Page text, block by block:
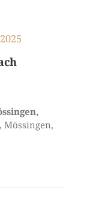
Mössingen,